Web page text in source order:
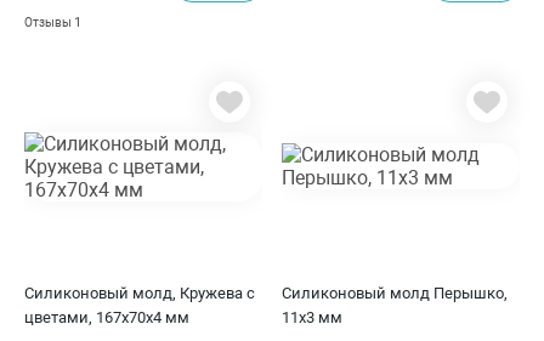
Отзывы 1
Силиконовый молд, Кружева с
цветами, 167x70x4 мм
Силиконовый молд Перышко,
11х3 мм